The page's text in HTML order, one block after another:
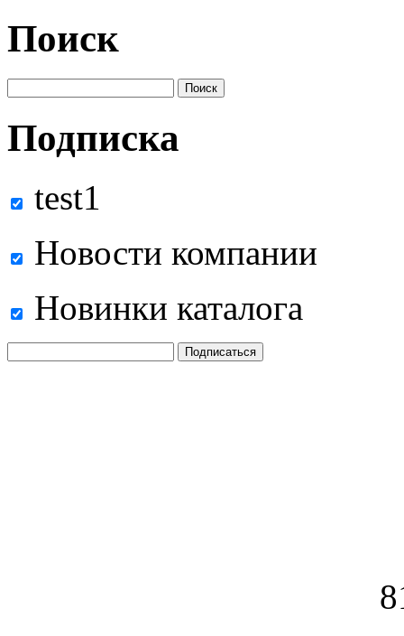
Поиск
Подписка
test1
Новости компании
Новинки каталога